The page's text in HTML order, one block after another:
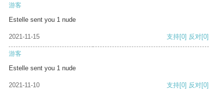
游客
Estelle sent you 1 nude
2021-11-15 支持[0] 反对[0]
游客
Estelle sent you 1 nude
2021-11-10 支持[0] 反对[0]